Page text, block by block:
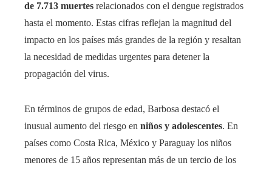
de 7.713 muertes relacionados con el dengue registrados
hasta el momento. Estas cifras reflejan la magnitud del
impacto en los países más grandes de la región y resaltan
la necesidad de medidas urgentes para detener la
propagación del virus.
En términos de grupos de edad, Barbosa destacó el
inusual aumento del riesgo en niños y adolescentes. En
países como Costa Rica, México y Paraguay los niños
menores de 15 años representan más de un tercio de los